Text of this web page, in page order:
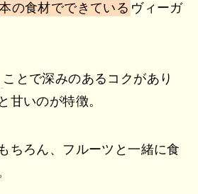
の食材でできている ヴィーガ
ことで深みのあるコクがあり
甘いのが特徴。
ちろん、フルーツと一緒に食